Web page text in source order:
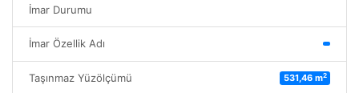
İmar Durumu
İmar Özellik Adı
Taşınmaz Yüzölçümü 531,46 m2